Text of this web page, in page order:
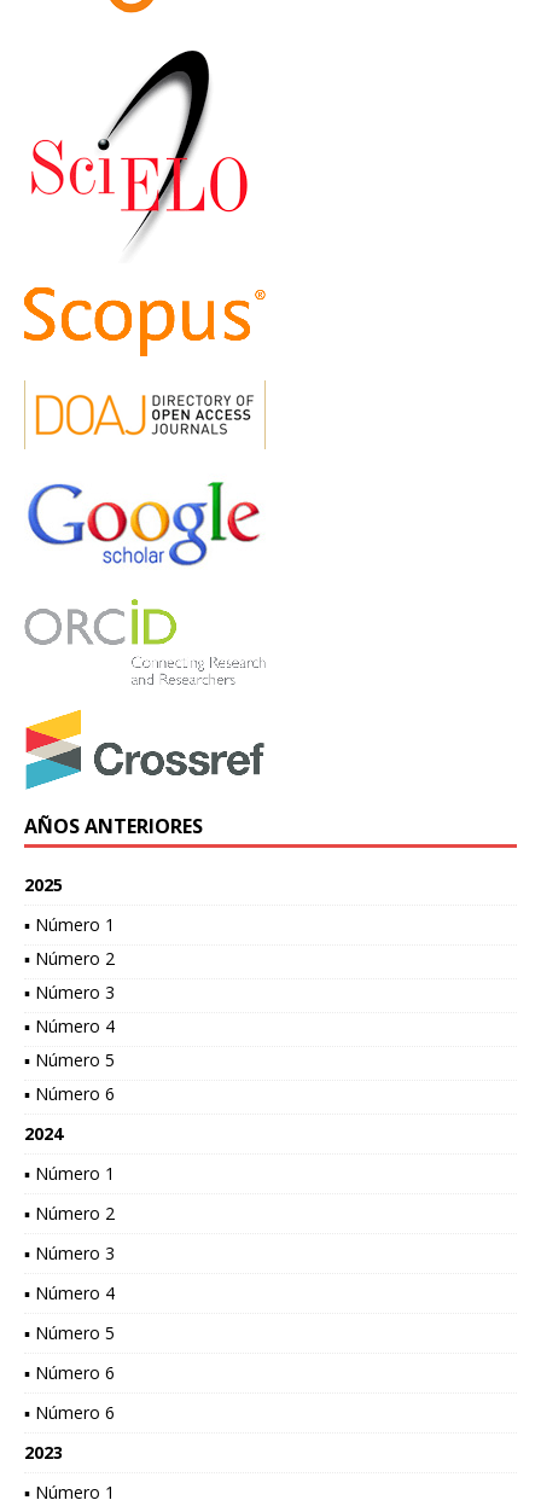
AÑOS ANTERIORES
2025
▪ Número 1
▪ Número 2
▪ Número 3
▪ Número 4
▪ Número 5
▪ Número 6
2024
▪ Número 1
▪ Número 2
▪ Número 3
▪ Número 4
▪ Número 5
▪ Número 6
▪ Número 6
2023
▪ Número 1